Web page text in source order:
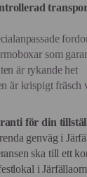
som
är rykande het
är krispigt fräsch
för din
genväg i
ska till ett
i